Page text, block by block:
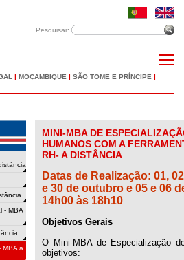
Pesquisar:
| MOÇAMBIQUE | SÃO TOME E PRÍNCIPE |
- MBA
MBA a
MINI-MBA DE
HUMANOS COM A
RH- A DISTÂNCIA
Datas de Realização: 01,
e 30 de outubro e 05 e 06
14h00 às 18h10
Objetivos Gerais
O Mini-MBA de Especialização
objetivos: